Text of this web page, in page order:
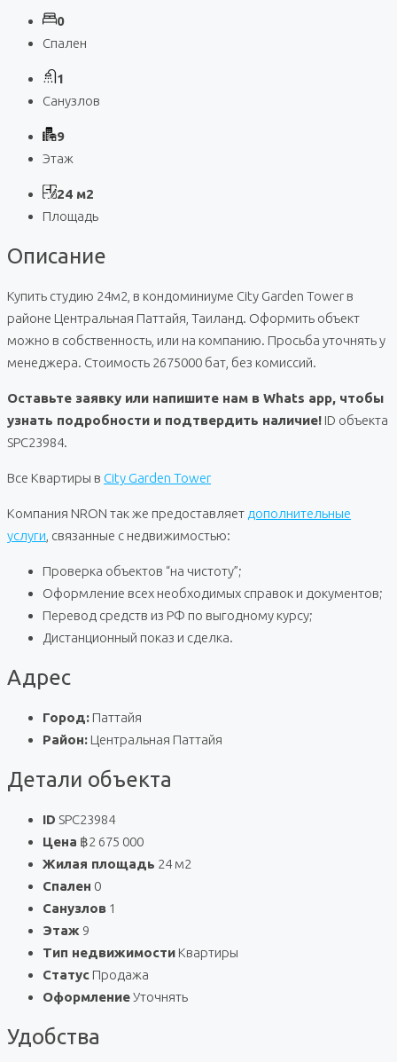
0
Спален
1
Санузлов
9
Этаж
24 м2
Площадь
Описание
Купить студию 24м2, в кондоминиуме City Garden Tower в
районе Центральная Паттайя, Таиланд. Оформить объект
можно в собственность, или на компанию. Просьба уточнять у
менеджера. Стоимость 2675000 бат, без комиссий.
Оставьте заявку или напишите нам в Whats app, чтобы
узнать подробности и подтвердить наличие! ID объекта
SPC23984.
Все Квартиры в City Garden Tower
Компания NRON так же предоставляет дополнительные
услуги , связанные с недвижимостью:
Проверка объектов “на чистоту”;
Оформление всех необходимых справок и документов;
Перевод средств из РФ по выгодному курсу;
Дистанционный показ и сделка.
Адрес
Город: Паттайя
Район: Центральная Паттайя
Детали объекта
ID SPC23984
Цена ฿2 675 000
Жилая площадь 24 м2
Спален 0
Санузлов 1
Этаж 9
Тип недвижимости Квартиры
Статус Продажа
ОформлениеУточнять
Удобства